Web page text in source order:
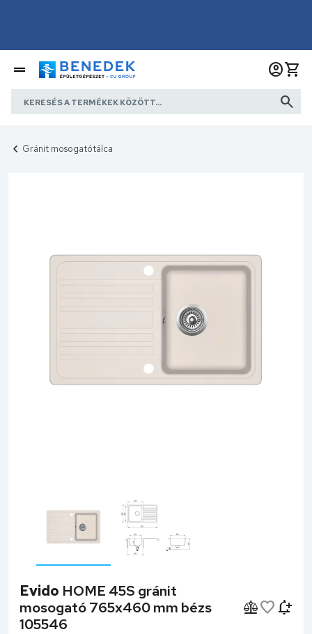
Gránit mosogatótálca
Evido HOME 45S gránit
mosogató 765x460 mm bézs
105546